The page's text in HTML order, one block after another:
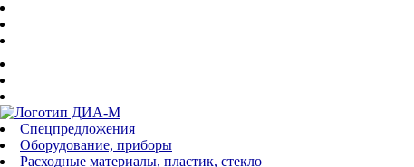
Спецпредложения
Оборудование, приборы
Расходные материалы, пластик, стекло